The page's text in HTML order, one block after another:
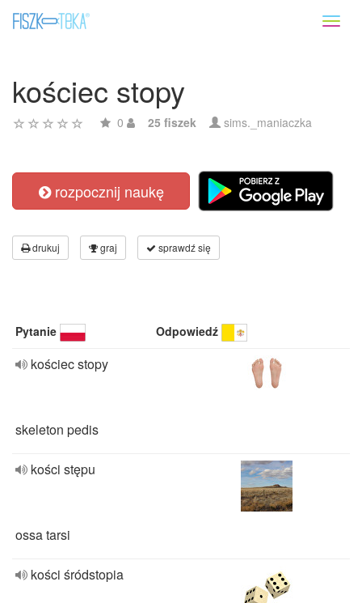
kościec stopy
0 25 fiszek sims._maniaczka
rozpocznij naukę
drukuj graj sprawdź się
Pytanie Odpowiedź
kościec stopy
skeleton pedis
kości stępu
ossa tarsi
kości śródstopia